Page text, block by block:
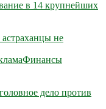
в 14 крупнейших
не
Финансы
дело против